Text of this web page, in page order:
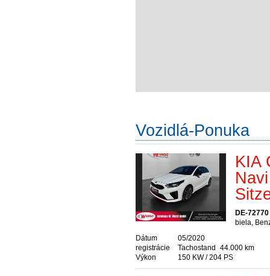
Vozidlá-Ponuka
KIA
DE-
biela,
Dátum
registrácie
05/2020
Tachostand
44.000 km
Výkon
150 KW / 204 PS